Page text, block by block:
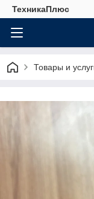
ТехникаПлюс
Товары и